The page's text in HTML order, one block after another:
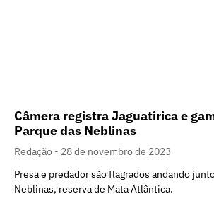
Câmera registra Jaguatirica e
Parque das Neblinas
Redação
28 de novembro de 2023
Presa e predador são flagrados andando
Neblinas, reserva de Mata Atlântica.